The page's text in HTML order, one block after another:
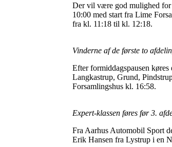
Der vil være god mulighed for
10:00 med start fra Lime
fra kl. 11:18 til kl. 12:18.
Vinderne af de første to
Efter formiddagspausen
Langkastrup, Grund,
Forsamlingshus kl. 16:58.
Expert-klassen føres før 3.
Fra Aarhus Automobil Sport
Erik Hansen fra Lystrup i en